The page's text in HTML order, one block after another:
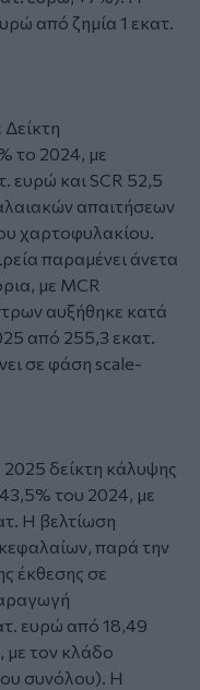
από ζημία 1 εκατ.
το 2024, με
ευρώ και SCR 52,5
απαιτήσεων
χαρτοφυλακίου.
παραμένει άνετα
με MCR
αυξήθηκε κατά
από 255,3 εκατ.
σε φάση scale-
δείκτη κάλυψης
του 2024, με
Η βελτίωση
παρά την
έκθεσης σε
ευρώ από 18,49
με τον κλάδο
συνόλου). Η